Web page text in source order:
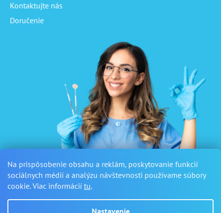
Na prispôsobenie obsahu a reklám, poskytovanie funkcií
sociálnych médií a analýzu návštevnosti používame súbory
cookie. Viac informácií tu.
Nastavenie
Kontaktujte nás
Doručenie